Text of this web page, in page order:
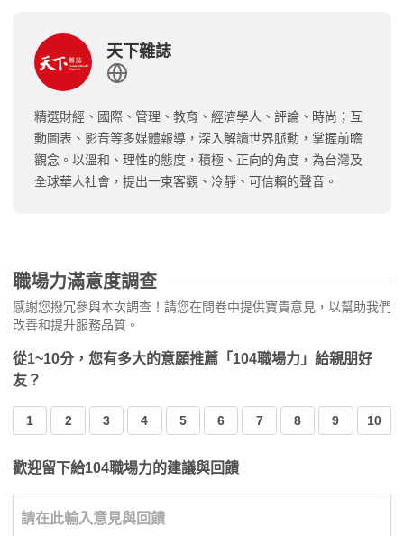
天下雜誌
精選財經、國際、管理、教育、經濟學人、評論、時尚；互
動圖表、影音等多媒體報導，深入解讀世界脈動，掌握前瞻
觀念。以溫和、理性的態度，積極、正向的角度，為台灣及
全球華人社會，提出一束客觀、冷靜、可信賴的聲音。
職場力滿意度調查
感謝您撥冗參與本次調查！請您在問卷中提供寶貴意見，以幫助我們
改善和提升服務品質。
從1~10分，您有多大的意願推薦「104職場力」給親朋好
友？
1 2 3 4 5 6 7 8 9 10
歡迎留下給104職場力的建議與回饋